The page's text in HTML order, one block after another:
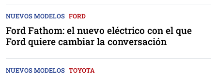
NUEVOS MODELOS FORD
Ford Fathom: el nuevo eléctrico con el que
Ford quiere cambiar la conversación
NUEVOS MODELOS TOYOTA